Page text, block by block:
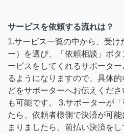
サービスを依頼する流れは？
1.サービス一覧の中から、受け
ー）を選び、「依頼相談」ボ
ービスをしてくれるサポータ
るようになりますので、具体
どをサポーターへお伝えくだ
も可能です。 3.サポーターが
たら、依頼者様側で決済が可
まりましたら、前払い決済をし